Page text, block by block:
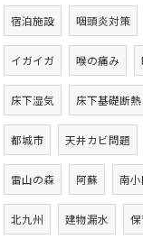
宿泊施設 咽頭炎対策
イガイガ 喉の痛み
床下湿気 床下基礎断熱
都城市 天井カビ問題
雷山の森 阿蘇 南
北九州 建物漏水